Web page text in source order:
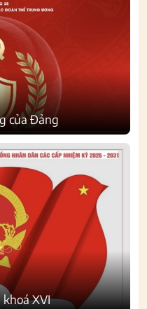
của Đảng
khoá XVI